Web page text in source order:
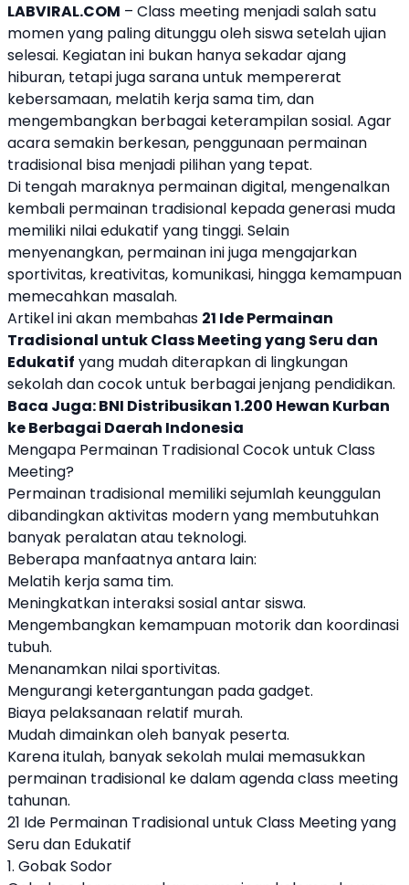
LABVIRAL.COM – Class meeting menjadi salah satu
momen yang paling ditunggu oleh siswa setelah ujian
selesai. Kegiatan ini bukan hanya sekadar ajang
hiburan, tetapi juga sarana untuk mempererat
kebersamaan, melatih kerja sama tim, dan
mengembangkan berbagai keterampilan sosial. Agar
acara semakin berkesan, penggunaan permainan
tradisional bisa menjadi pilihan yang tepat.
Di tengah maraknya permainan digital, mengenalkan
kembali permainan tradisional kepada generasi muda
memiliki nilai edukatif yang tinggi. Selain
menyenangkan, permainan ini juga mengajarkan
sportivitas, kreativitas, komunikasi, hingga kemampuan
memecahkan masalah.
Artikel ini akan membahas 21 Ide Permainan
Tradisional untuk Class Meeting yang Seru dan
Edukatif yang mudah diterapkan di lingkungan
sekolah dan cocok untuk berbagai jenjang pendidikan.
Baca Juga:BNI Distribusikan 1.200 Hewan Kurban
ke Berbagai Daerah Indonesia
Mengapa Permainan Tradisional Cocok untuk Class
Meeting?
Permainan tradisional memiliki sejumlah keunggulan
dibandingkan aktivitas modern yang membutuhkan
banyak peralatan atau teknologi.
Beberapa manfaatnya antara lain:
Melatih kerja sama tim.
Meningkatkan interaksi sosial antar siswa.
Mengembangkan kemampuan motorik dan koordinasi
tubuh.
Menanamkan nilai sportivitas.
Mengurangi ketergantungan pada gadget.
Biaya pelaksanaan relatif murah.
Mudah dimainkan oleh banyak peserta.
Karena itulah, banyak sekolah mulai memasukkan
permainan tradisional ke dalam agenda class meeting
tahunan.
21 Ide Permainan Tradisional untuk Class Meeting yang
Seru dan Edukatif
1. Gobak Sodor